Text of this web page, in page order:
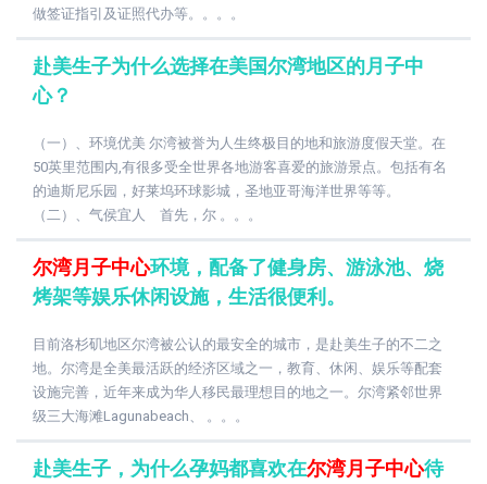
做签证指引及证照代办等。。。。
赴美生子为什么选择在美国尔湾地区的月子中
心？
（一）、环境优美 尔湾被誉为人生终极目的地和旅游度假天堂。在
50英里范围内,有很多受全世界各地游客喜爱的旅游景点。包括有名
的迪斯尼乐园，好莱坞环球影城，圣地亚哥海洋世界等等。
（二）、气侯宜人 首先，尔 。。。
尔湾月子中心环境，配备了健身房、游泳池、烧
烤架等娱乐休闲设施，生活很便利。
目前洛杉矶地区尔湾被公认的最安全的城市，是赴美生子的不二之
地。尔湾是全美最活跃的经济区域之一，教育、休闲、娱乐等配套
设施完善，近年来成为华人移民最理想目的地之一。尔湾紧邻世界
级三大海滩Lagunabeach、 。。。
赴美生子，为什么孕妈都喜欢在尔湾月子中心待